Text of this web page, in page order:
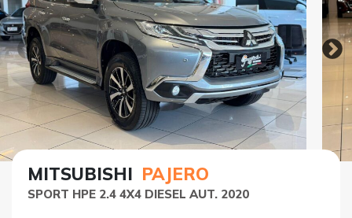
MITSUBISHI PAJERO
SPORT HPE 2.4 4X4 DIESEL AUT. 2020